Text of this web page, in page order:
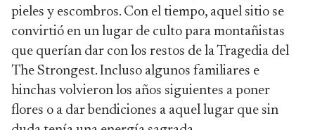
pieles y escombros. Con el tiempo, aquel sitio se
convirtió en un lugar de culto para montañistas
que querían dar con los restos de la Tragedia del
The Strongest. Incluso algunos familiares e
hinchas volvieron los años siguientes a poner
flores o a dar bendiciones a aquel lugar que sin